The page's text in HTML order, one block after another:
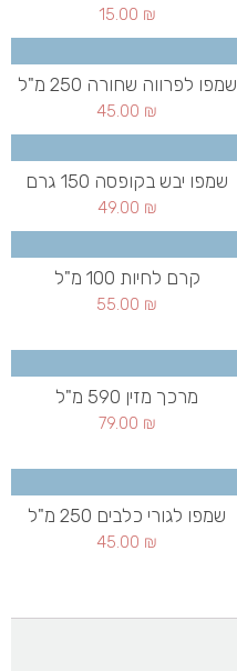
15.00 ₪
שמפו לפרווה שחורה 250 מ"ל
45.00 ₪
שמפו יבש בקופסה 150 גרם
49.00 ₪
קרם לחיות 100 מ"ל
55.00 ₪
מרכך מזין 590 מ"ל
79.00 ₪
שמפו לגורי כלבים 250 מ"ל
45.00 ₪